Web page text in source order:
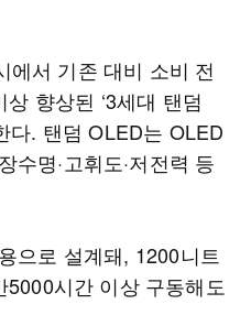
에서 기존 대비 소비 전
향상된 ‘3세대 탠덤
다. 탠덤 OLED는 OLED
수명·고휘도·저전력 등
으로 설계돼, 1200니트
시간 이상 구동해도